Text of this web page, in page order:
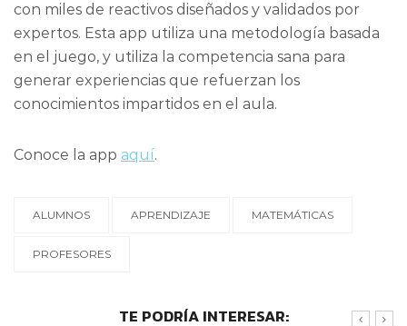
con miles de reactivos diseñados y validados por
expertos. Esta app utiliza una metodología basada
en el juego, y utiliza la competencia sana para
generar experiencias que refuerzan los
conocimientos impartidos en el aula.
Conoce la app aquí.
ALUMNOS APRENDIZAJE MATEMÁTICAS
PROFESORES
TE PODRÍA INTERESAR: